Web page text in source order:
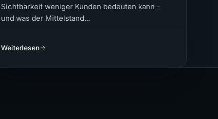
Sichtbarkeit weniger Kunden bedeuten kann –
und was der Mittelstand...
Weiterlesen